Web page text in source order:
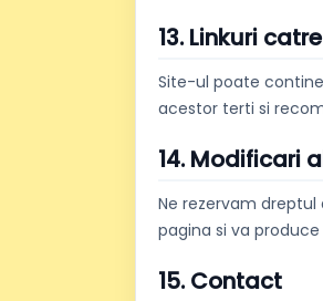
13. Linkuri
Site-ul poate
acestor terti si
14. Modificari
Ne rezervam
pagina si va
15. Contact